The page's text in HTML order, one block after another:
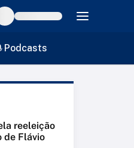
Podcasts
reeleição
de Flávio